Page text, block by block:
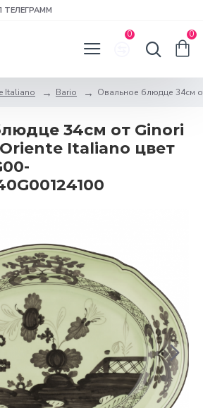
ТЕЛЕГРАММ
0 0
Italiano Bario Овальное блюдце 34см
34см от Ginori
Italiano цвет